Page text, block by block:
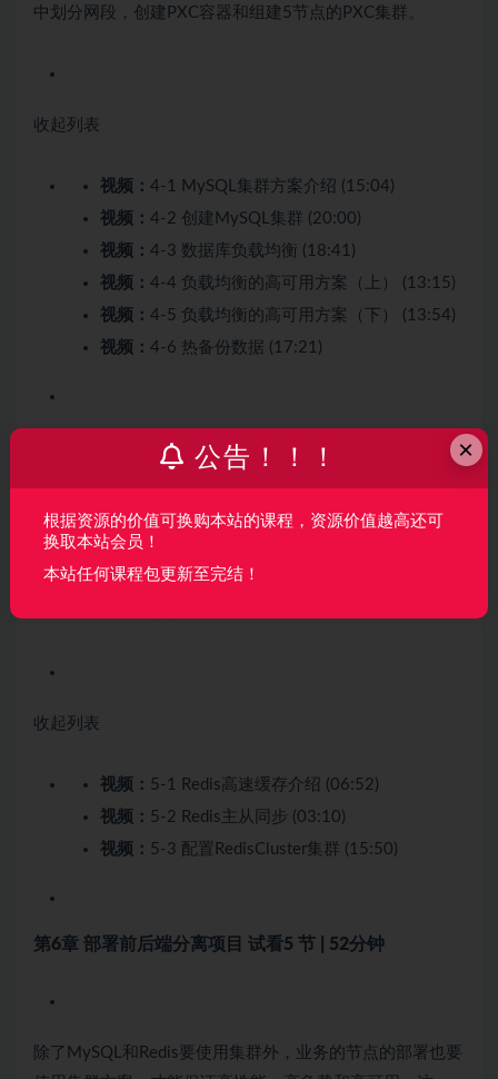
中划分网段，创建PXC容器和组建5节点的PXC集群。
收起列表
视频： 4-1 MySQL集群方案介绍 (15:04)
视频： 4-2 创建MySQL集群 (20:00)
视频： 4-3 数据库负载均衡 (18:41)
视频： 4-4 负载均衡的高可用方案（上） (13:15)
视频： 4-5 负载均衡的高可用方案（下） (13:54)
视频： 4-6 热备份数据 (17:21)
第5章 搭建Redis集群 3 节 | 26分钟
Redis高速缓存可以减少数据库IO的压力，在秒杀商品、抢
红包等业务中频繁用到。这一章我们要学习的是为renren-
收起列表
视频： 5-1 Redis高速缓存介绍 (06:52)
视频： 5-2 Redis主从同步 (03:10)
视频： 5-3 配置RedisCluster集群 (15:50)
第6章 部署前后端分离项目 试看5 节 | 52分钟
除了MySQL和Redis要使用集群外，业务的节点的部署也要
×
公告！！！
根据资源的价值可换购本站的课程，资源价值越高还可
换取本站会员！
本站任何课程包更新至完结！